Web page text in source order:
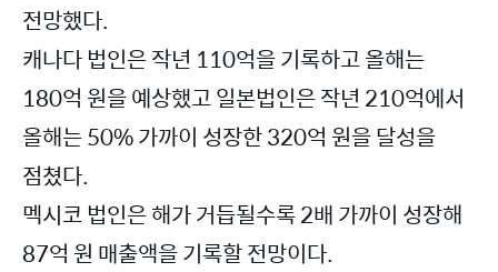
전망했다.
캐나다 법인은 작년 110억을 기록하고 올해는
180억 원을 예상했고 일본법인은 작년 210억에서
올해는 50% 가까이 성장한 320억 원을 달성을
점쳤다.
멕시코 법인은 해가 거듭될수록 2배 가까이 성장해
87억 원 매출액을 기록할 전망이다.